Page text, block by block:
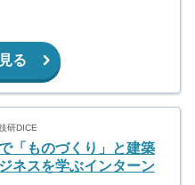
る
研DICE
「ものづくり」と建築
ネスを学ぶインターン